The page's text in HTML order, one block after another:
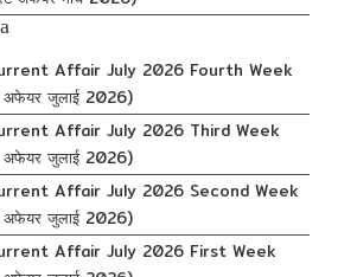
Affair July 2026 Fourth Week
अफेयर जुलाई 2026)
Affair July 2026 Third Week
अफेयर जुलाई 2026)
Affair July 2026 Second Week
अफेयर जुलाई 2026)
Affair July 2026 First Week